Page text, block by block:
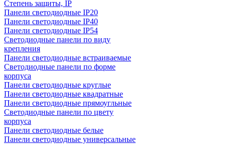
Степень защиты, IP
Панели светодиодные IP20
Панели светодиодные IP40
Панели светодиодные IP54
Светодиодные панели по виду
крепления
Панели светодиодные встраиваемые
Светодиодные панели по форме
корпуса
Панели светодиодные круглые
Панели светодиодные квадратные
Панели светодиодные прямоугльные
Светодиодные панели по цвету
корпуса
Панели светодиодные белые
Панели светодиодные универсальные